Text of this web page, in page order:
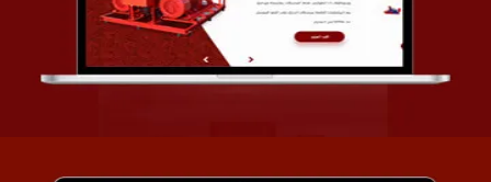
التفاصيل